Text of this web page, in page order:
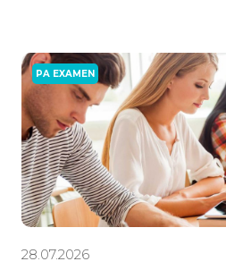
PA EXAMEN
28.07.2026